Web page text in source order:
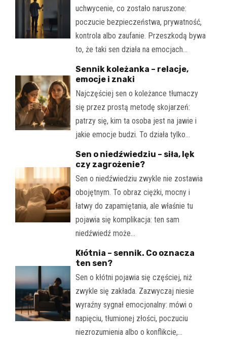
uchwycenie, co zostało naruszone:
poczucie bezpieczeństwa, prywatność,
kontrola albo zaufanie. Przeszkodą bywa
to, że taki sen działa na emocjach…
Sennik koleżanka – relacje,
emocje i znaki
Najczęściej sen o koleżance tłumaczy
się przez prostą metodę skojarzeń:
patrzy się, kim ta osoba jest na jawie i
jakie emocje budzi. To działa tylko…
Sen o niedźwiedziu – siła, lęk
czy zagrożenie?
Sen o niedźwiedziu zwykle nie zostawia
obojętnym. To obraz ciężki, mocny i
łatwy do zapamiętania, ale właśnie tu
pojawia się komplikacja: ten sam
niedźwiedź może…
Kłótnia – sennik. Co oznacza
ten sen?
Sen o kłótni pojawia się częściej, niż
zwykle się zakłada. Zazwyczaj niesie
wyraźny sygnał emocjonalny: mówi o
napięciu, tłumionej złości, poczuciu
niezrozumienia albo o konflikcie,…